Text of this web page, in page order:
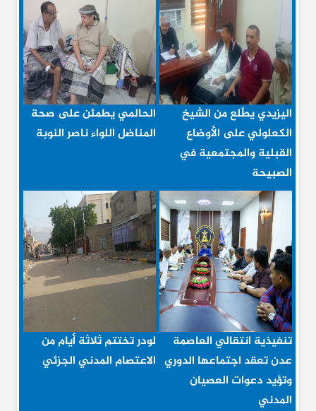
اليزيدي يطّلع من الشيخ
الكعلولي على الأوضاع
القبلية والمجتمعية في
الصبيحة
الحالمي يطمئن على صحة
المناضل اللواء ناصر النوبة
تنفيذية انتقالي العاصمة
عدن تعقد اجتماعها الدوري
وتؤيد دعوات العصيان
المدني
لودر تختتم ثلاثة أيام من
الاعتصام المدني الجزئي